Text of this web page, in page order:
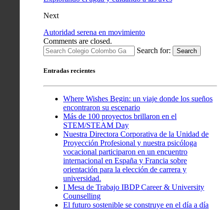
Next
Autoridad serena en movimiento
Comments are closed.
Search for:
Search
Entradas recientes
Where Wishes Begin: un viaje donde los sueños
encontraron su escenario
Más de 100 proyectos brillaron en el
STEM/STEAM Day
Nuestra Directora Corporativa de la Unidad de
Proyección Profesional y nuestra psicóloga
vocacional participaron en un encuentro
internacional en España y Francia sobre
orientación para la elección de carrera y
universidad.
I Mesa de Trabajo IBDP Career & University
Counselling
El futuro sostenible se construye en el día a día